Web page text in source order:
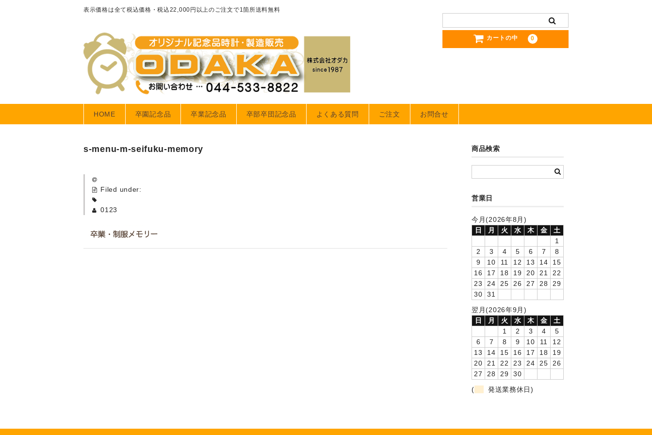
表示価格は全て税込価格・税込22,000円以上のご注文で1箇所送料無料
カートの中 0
HOME 卒園記念品 卒業記念品 卒部卒団記念品 よくある質問 ご注文 お問合せ
s-menu-m-seifuku-memory
Filed under:
0123
商品検索
営業日
今月(2026年8月)
日
月 火 水 木 金
土
1
2
3 4 5 6 7
8
9
10 11 12 13 14
15
16
17 18 19 20 21
22
23
24 25 26 27 28
29
30
31
翌月(2026年9月)
日
月 火 水 木 金
土
1
2 3 4
5
6
7 8 9 10 11
12
13
14 15 16 17 18
19
20
21 22 23 24 25
26
27
28 29
30
(
発送業務休日)